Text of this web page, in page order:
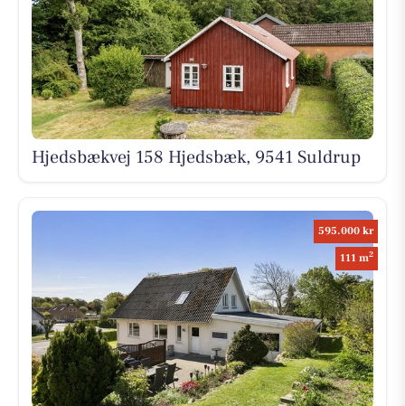
Hjedsbækvej 158 Hjedsbæk, 9541 Suldrup
595.000 kr
111 m2